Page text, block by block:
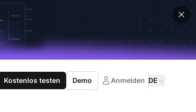
Kostenlos testen Demo Anmelden DE